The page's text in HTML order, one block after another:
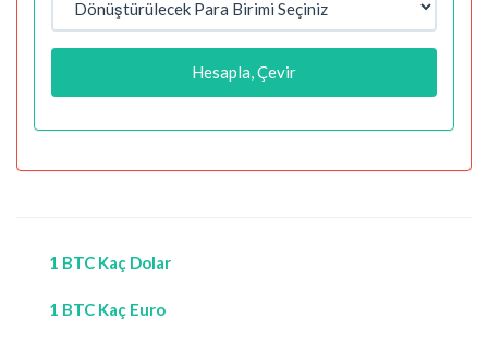
Hesapla, Çevir
1 BTC Kaç Dolar
1 BTC Kaç Euro